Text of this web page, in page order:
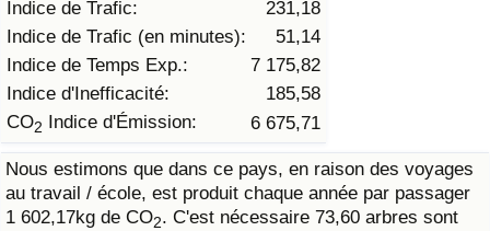
Indice de Trafic:
231,18
Indice de Trafic (en minutes):
51,14
Indice de Temps Exp.:
7 175,82
Indice d'Inefficacité:
185,58
CO2 Indice d'Émission: 6 675,71
Nous estimons que dans ce pays, en raison des voyages
au travail / école, est produit chaque année par passager
1 602,17kg de CO2. C'est nécessaire 73,60 arbres sont
Indice du coût de la vie par pays
à Akaba
Indice des Prix de l'immobilier par Pays
Indice de qualité de vie par pays
Criminalité
Indice de Criminalité (Actuel)
Indice de Criminalité